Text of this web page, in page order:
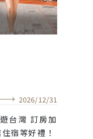
2026/12/31
訂房加
宿等好禮！